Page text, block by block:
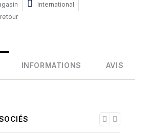
International
INFORMATIONS AVIS